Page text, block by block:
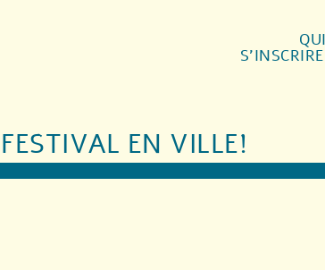
FESTIVAL EN VILLE!